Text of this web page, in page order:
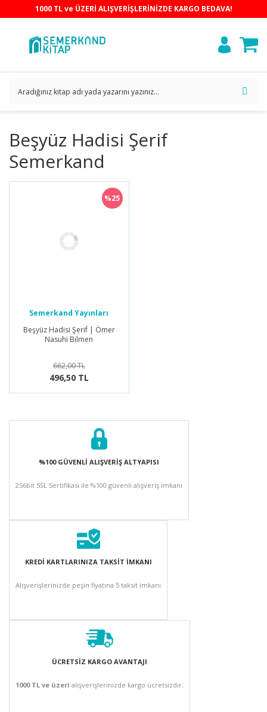
1000 TL ve ÜZERİ ALIŞVERİŞLERİNİZDE KARGO BEDAVA!
Beşyüz Hadisi Şerif
Semerkand
%25
Semerkand Yayınları
Beşyüz Hadisi Şerif | Ömer
Nasuhi Bilmen
662,00 TL
496,50 TL
%100 GÜVENLİ ALIŞVERİŞ ALTYAPISI
256bit SSL Sertifikası ile %100 güvenli alışveriş imkanı
KREDİ KARTLARINIZA TAKSİT İMKANI
Alışverişlerinizde peşin fiyatına 5 taksit imkanı
ÜCRETSİZ KARGO AVANTAJI
1000 TL ve üzeri alışverişlerinizde kargo ücretsizdir.